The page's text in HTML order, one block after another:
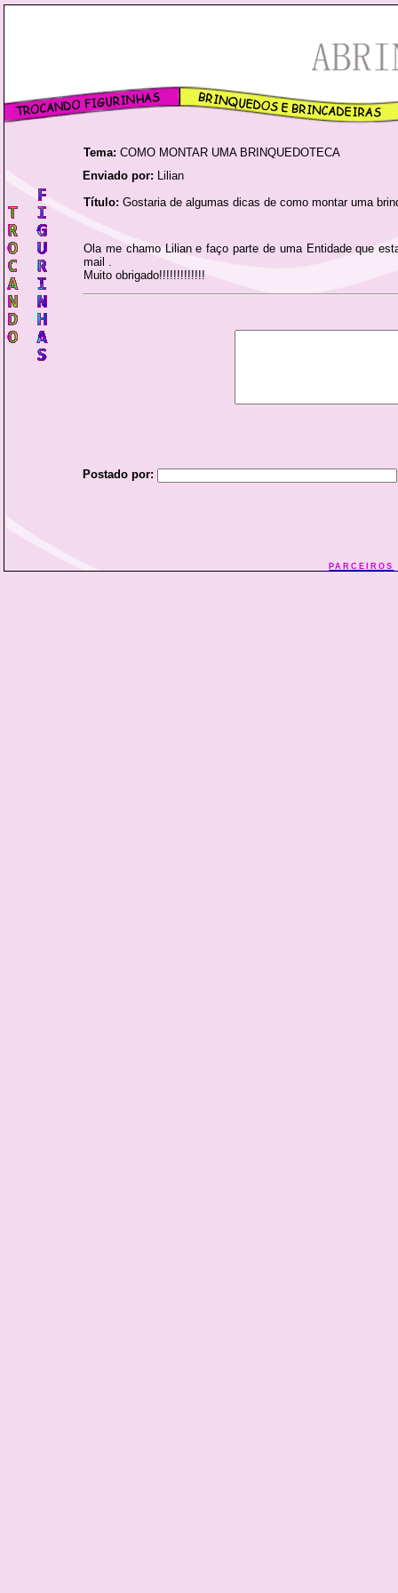
Tema: COMO MONTAR UMA BRINQUEDOTECA
Enviado por: Lilian
Título: Gostaria de algumas dicas de como montar uma
Ola me chamo Lilian e faço parte de uma Entidade que
mail .
Muito obrigado!!!!!!!!!!!!!
Postado por:
PARCEIROS